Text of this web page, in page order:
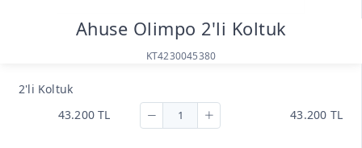
Ahuse Olimpo 2'li Koltuk
KT4230045380
2'li Koltuk
43.200 TL
43.200 TL